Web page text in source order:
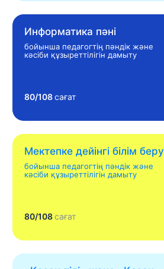
Информатика пәні
бойынша педагогтің пәндік және
кәсіби құзыреттілігін дамыту
80/108сағат
Мектепке дейінгі білім беру
бойынша педагогтің пәндік және
кәсіби құзыреттілігін дамыту
80/108сағат